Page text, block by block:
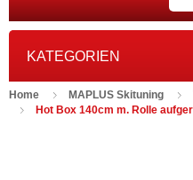
KATEGORIEN
Home MAPLUS Skituning
Hot Box 140cm m. Rolle